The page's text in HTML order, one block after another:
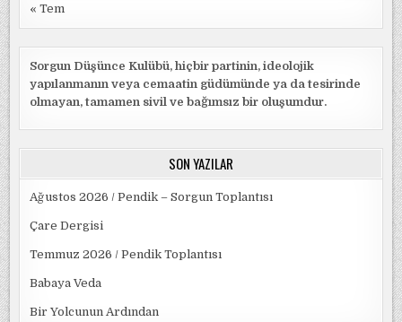
« Tem
Sorgun Düşünce Kulübü, hiçbir partinin, ideolojik
yapılanmanın veya cemaatin güdümünde ya da tesirinde
olmayan, tamamen sivil ve bağımsız bir oluşumdur.
SON YAZILAR
Ağustos 2026 / Pendik – Sorgun Toplantısı
Çare Dergisi
Temmuz 2026 / Pendik Toplantısı
Babaya Veda
Bir Yolcunun Ardından